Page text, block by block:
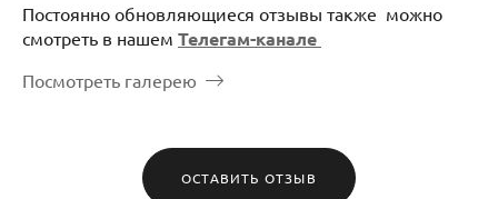
Постоянно обновляющиеся отзывы также можно
смотреть в нашем Телегам-канале
Посмотреть галерею
ОСТАВИТЬ ОТЗЫВ